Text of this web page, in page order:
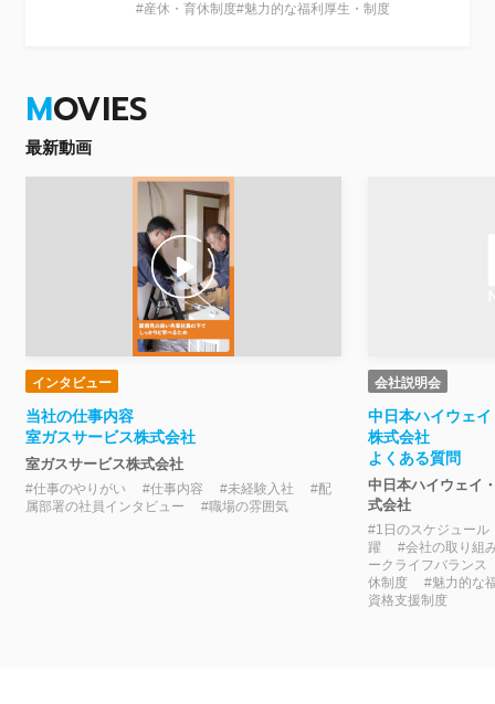
#産休・育休制度#魅力的な福利厚生・制度
MOVIES
最新動画
インタビュー
当社の仕事内容
室ガスサービス株式会社
室ガスサービス株式会社
#仕事のやりがい #仕事内容 #未経験入社 #配
属部署の社員インタビュー #職場の雰囲気
会社説明会
中日本ハイウェ
株式会社
よくある質問
中日本ハイウェイ
式会社
#1日のスケジュー
躍 #会社の取り組
ークライフバラン
休制度 #魅力的な
資格支援制度